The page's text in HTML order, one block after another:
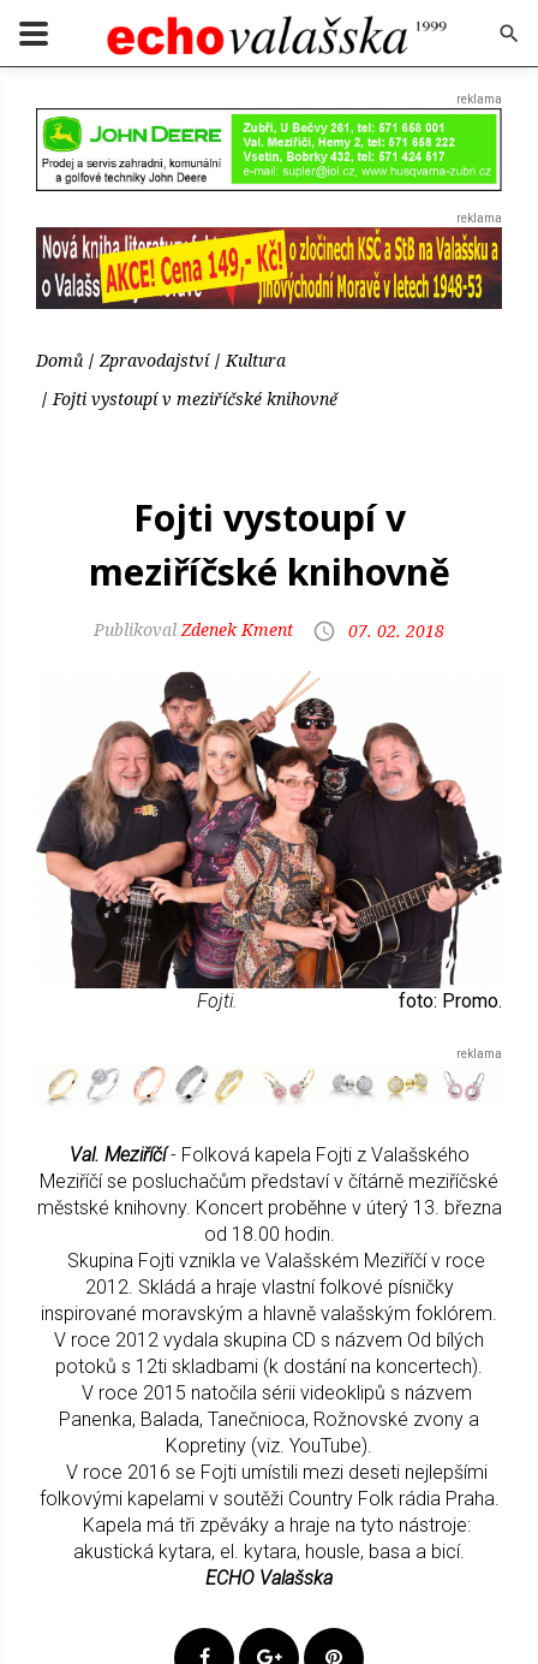
Domů Zpravodajství
Kultura
Fojti vystoupí v meziříčské knihovně
Fojti vystoupí v
meziříčské knihovně
Zdenek Kment 07. 02. 2018
Fojti. foto: Promo.
Val. Meziříčí - Folková kapela Fojti z Valašského
Meziříčí se posluchačům představí v čítárně meziříčské
městské knihovny. Koncert proběhne v úterý 13. března
od 18.00 hodin.
Skupina Fojti vznikla ve Valašském Meziříčí v roce
2012. Skládá a hraje vlastní folkové písničky
inspirované moravským a hlavně valašským foklórem.
V roce 2012 vydala skupina CD s názvem Od bílých
potoků s 12ti skladbami (k dostání na koncertech).
V roce 2015 natočila sérii videoklipů s názvem
Panenka, Balada, Tanečnioca, Rožnovské zvony a
Kopretiny (viz. YouTube).
V roce 2016 se Fojti umístili mezi deseti nejlepšími
folkovými kapelami v soutěži Country Folk rádia Praha.
Kapela má tři zpěváky a hraje na tyto nástroje:
akustická kytara, el. kytara, housle, basa a bicí.
ECHO Valašska